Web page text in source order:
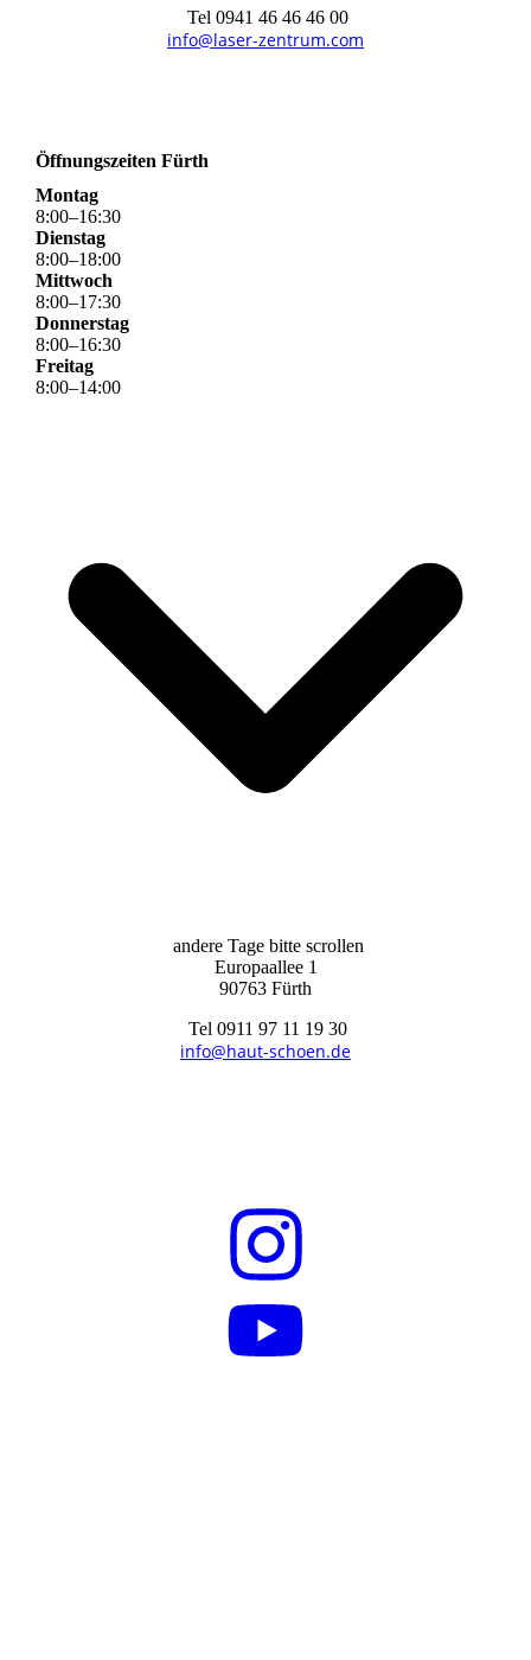
Tel 0941 46 46 46 00
info@laser-zentrum.com
Öffnungszeiten Fürth
Montag
8:00–16:30
Dienstag
8:00–18:00
Mittwoch
8:00–17:30
Donnerstag
8:00–16:30
Freitag
8:00–14:00
andere Tage bitte scrollen
Europaallee 1
90763 Fürth
Tel 0911 97 11 19 30
info@haut-schoen.de